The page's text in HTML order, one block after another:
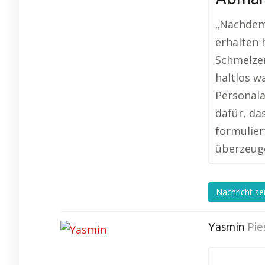
erhalten
haltlos
dafür,
Nachricht
Yasmin